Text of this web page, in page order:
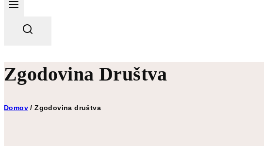
Zgodovina Društva
Domov / Zgodovina društva